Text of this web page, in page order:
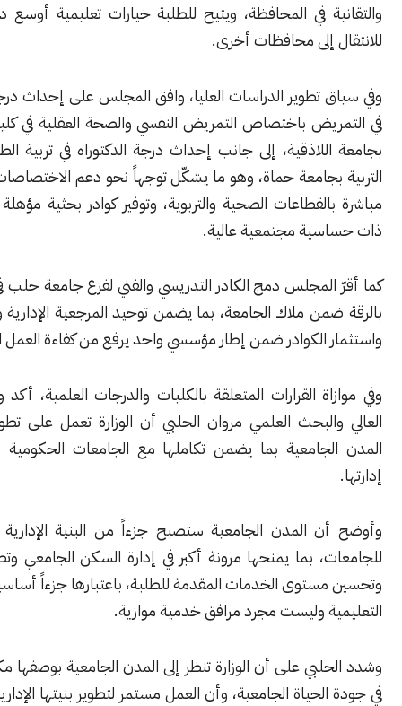
في المحافظة، ويتيح للطلبة خيارات تعليمية أوسع دون الحاجة
إلى محافظات أخرى.
تطوير الدراسات العليا، وافق المجلس على إحداث درجة الدكتوراه
باختصاص التمريض النفسي والصحة العقلية في كلية التمريض
إلى جانب إحداث درجة الدكتوراه في تربية الطفل في كلية
بجامعة حماة، وهو ما يشكّل توجهاً نحو دعم الاختصاصات التي ترتبط
الصحية والتربوية، وتوفير كوادر بحثية مؤهلة في مجالات
مجتمعية عالية.
دمج الكادر التدريسي والفني لفرع جامعة حلب في تل أبيض
ملاك الجامعة، بما يضمن توحيد المرجعية الإدارية والتنظيمية،
الكوادر ضمن إطار مؤسسي واحد يرفع من كفاءة العمل الأكاديمي.
القرارات المتعلقة بالكليات والدرجات العلمية، أكد وزير التعليم
العلمي مروان الحلبي أن الوزارة تعمل على تطوير منظومة
بما يضمن تكاملها مع الجامعات الحكومية ورفع كفاءة
المدن الجامعية ستصبح جزءاً من البنية الإدارية والتنظيمية
بما يمنحها مرونة أكبر في إدارة السكن الجامعي وتطوير مرافقه
الخدمات المقدمة للطلبة، باعتبارها جزءاً أساسياً من البيئة
وليست مجرد مرافق خدمية موازية.
على أن الوزارة تنظر إلى المدن الجامعية بوصفها مكوّناً محورياً
الجامعية، وأن العمل مستمر لتطوير بنيتها الإدارية والخدمية